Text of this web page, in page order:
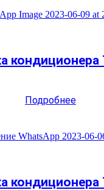
кондиционера
Подробнее
кондиционера